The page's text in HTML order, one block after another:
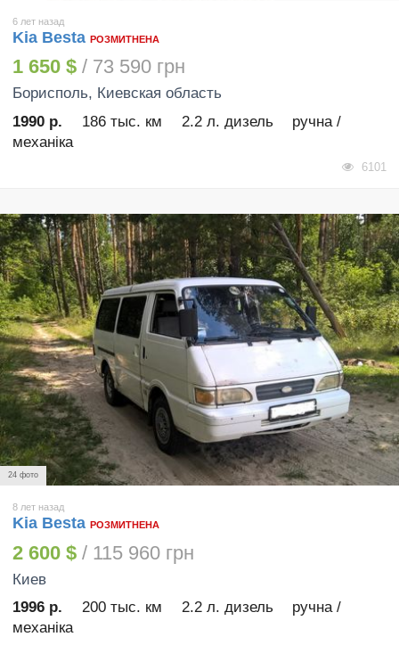
6 лет назад
Kia Besta РОЗМИТНЕНА
1 650 $ / 73 590 грн
Борисполь, Киевская область
1990 р.
186 тыс. км 2.2 л. дизель
ручна /
механіка
6101
24 фото
8 лет назад
Kia Besta РОЗМИТНЕНА
2 600 $ / 115 960 грн
Киев
1996 р.
200 тыс. км 2.2 л. дизель
ручна /
механіка